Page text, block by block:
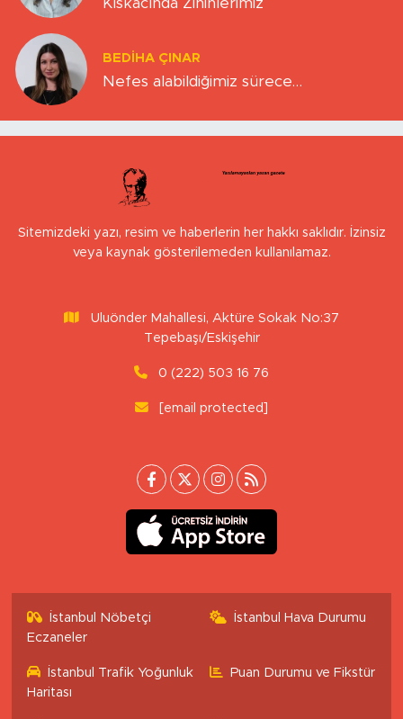
Kıskacında Zihinlerimiz
BEDIHA ÇINAR
Nefes alabildiğimiz sürece…
Sitemizdeki yazı, resim ve haberlerin her hakkı saklıdır. İzinsiz
veya kaynak gösterilemeden kullanılamaz.
Uluönder Mahallesi, Aktüre Sokak No:37
Tepebaşı/Eskişehir
0 (222) 503 16 76
[email protected]
İstanbul Nöbetçi
Eczaneler
İstanbul Hava Durumu
İstanbul Trafik Yoğunluk
Haritası
Puan Durumu ve Fikstür